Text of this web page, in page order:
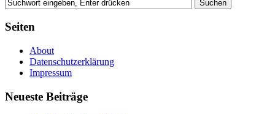
Seiten
About
Datenschutzerklärung
Impressum
Neueste Beiträge